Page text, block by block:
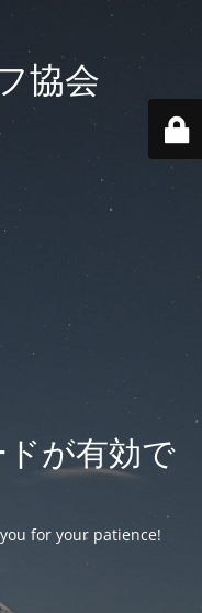
協会
が有効で
for your patience!